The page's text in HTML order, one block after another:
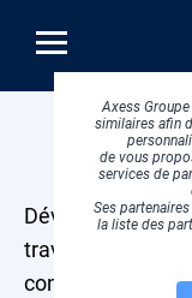
contenu
principal
Développez
travers des
concrets. Pour
Axess
similaires afin
de vous
services de
Ses
la liste des